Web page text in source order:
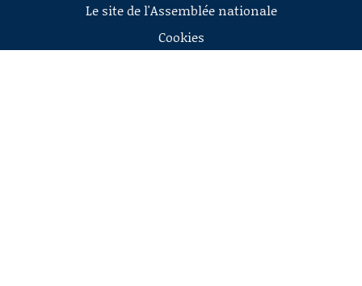
Le site de l'Assemblée nationale
Cookies